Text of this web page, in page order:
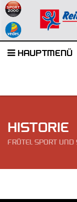
HAUPTMENÜ
HISTORIE
FRÜTEL SPORT UND